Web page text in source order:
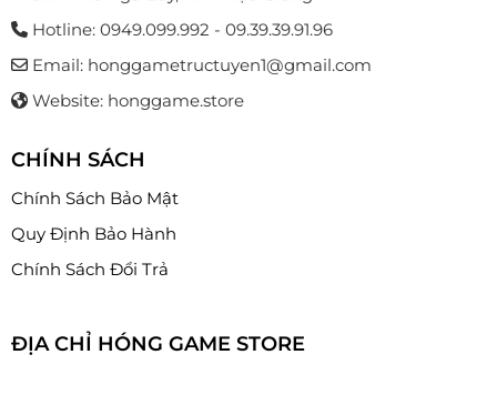
Hotline: 0949.099.992 - 09.39.39.91.96
Email: honggametructuyen1@gmail.com
Website: honggame.store
CHÍNH SÁCH
Chính Sách Bảo Mật
Quy Định Bảo Hành
Chính Sách Đổi Trả
ĐỊA CHỈ HÓNG GAME STORE